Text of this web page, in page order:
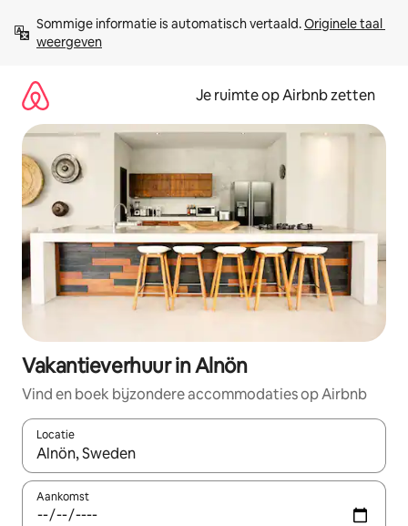
direct
naar
Sommige informatie is automatisch vertaald. Originele taal
weergeven
Je ruimte op Airbnb zetten
Vakantieverhuur in Alnön
Vind en boek bijzondere accommodaties op Airbnb
Locatie
Wanneer er suggesties beschikbaar zijn, maak je een keuze
Aankomst